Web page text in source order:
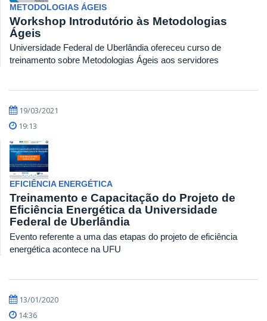
METODOLOGIAS ÁGEIS
Workshop Introdutório às Metodologias
Ágeis
Universidade Federal de Uberlândia ofereceu curso de
treinamento sobre Metodologias Ágeis aos servidores
19/03/2021
19:13
EFICIÊNCIA ENERGÉTICA
Treinamento e Capacitação do Projeto de
Eficiência Energética da Universidade
Federal de Uberlândia
Evento referente a uma das etapas do projeto de eficiência
energética acontece na UFU
13/01/2020
14:36